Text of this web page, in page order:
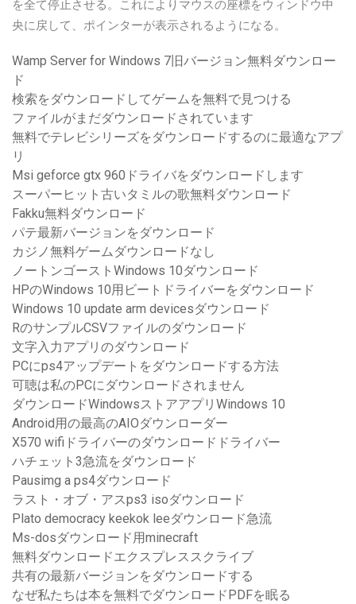
を全て停止させる。これによりマウスの座標をウィンドウ中
央に戻して、ポインターが表示されるようになる。
Wamp Server for Windows 7旧バージョン無料ダウンロー
ド
検索をダウンロードしてゲームを無料で見つける
ファイルがまだダウンロードされています
無料でテレビシリーズをダウンロードするのに最適なアプ
リ
Msi geforce gtx 960ドライバをダウンロードします
スーパーヒット古いタミルの歌無料ダウンロード
Fakku無料ダウンロード
パテ最新バージョンをダウンロード
カジノ無料ゲームダウンロードなし
ノートンゴーストWindows 10ダウンロード
HPのWindows 10用ビートドライバーをダウンロード
Windows 10 update arm devicesダウンロード
RのサンプルCSVファイルのダウンロード
文字入力アプリのダウンロード
PCにps4アップデートをダウンロードする方法
可聴は私のPCにダウンロードされません
ダウンロードWindowsストアアプリWindows 10
Android用の最高のAIOダウンローダー
X570 wifiドライバーのダウンロードドライバー
ハチェット3急流をダウンロード
Pausimg a ps4ダウンロード
ラスト・オブ・アスps3 isoダウンロード
Plato democracy keekok leeダウンロード急流
Ms-dosダウンロード用minecraft
無料ダウンロードエクスプレススクライブ
共有の最新バージョンをダウンロードする
なぜ私たちは本を無料でダウンロードPDFを眠る